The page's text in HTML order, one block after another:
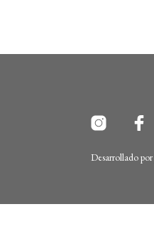
Desarrollado por